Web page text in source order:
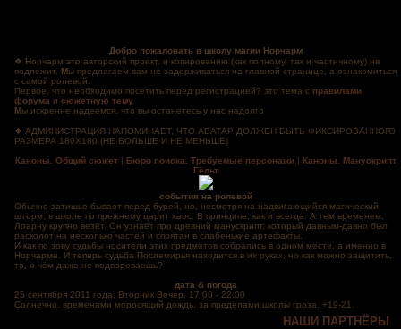
Добро пожаловать в школу магии Норчарм
❖Норчарм это авторский проект, и копированию (как полному, так и частичному) не
подлежит.Мы предлагаем вам не задерживаться на главной странице, а ознакомиться
с самой ролевой.
Первое, что необходимо посетить перед регистрацией? это тема с правилами
форума исюжетную тему
Мы искренне надеемся, что вы останетесь у нас надолго
❖ АДМИНИСТРАЦИЯ НАПОМИНАЕТ, ЧТО АВАТАР ДОЛЖЕН БЫТЬ ФИКСИРОВАННОГО
РАЗМЕРА 180Х180 (НЕ БОЛЬШЕ И НЕ МЕНЬШЕ)
Каноны. Общий сюжет| Бюро поиска. Требуемые персонажи| Каноны. Манускрипт
Гёльт
события на ролевой
Обычно затишье бывает перед бурей, но, несмотря на надвигающийся магический
шторм, в школе по прежнему царит хаос. В принципе, как и всегда. А тем временем,
Лоарну крупно везёт. Он узнаёт про древний манускрипт, который давным-давно был
расколот на несколько частей и спрятан в слабенькие артефакты.
И как по зову судьбы носители этих предметов собрались в одном месте, а именно в
Норчарме. И теперь судьба Послемирья находится в их руках, но как можно защитить,
то, о чём даже не подозреваешь?
дата & погода
25 сентября 2011 года. Вторник Вечер. 17:00 - 22:00
Солнечно, временами моросящий дождь, за пределами школы гроза. +19-21.
НАШИ ПАРТНЁРЫ